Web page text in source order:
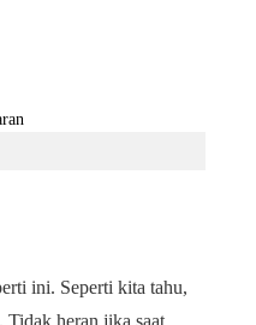
ini. Seperti kita tahu,